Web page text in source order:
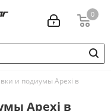
0
и подиумы Apexi в
Apexi в